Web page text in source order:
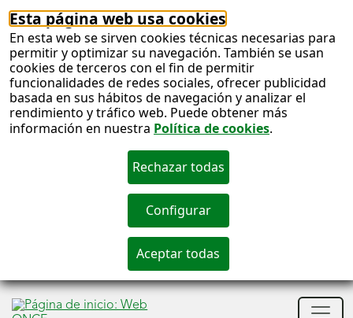
Esta página web usa cookies
En esta web se sirven cookies técnicas necesarias para
permitir y optimizar su navegación. También se usan
cookies de terceros con el fin de permitir
funcionalidades de redes sociales, ofrecer publicidad
basada en sus hábitos de navegación y analizar el
rendimiento y tráfico web. Puede obtener más
información en nuestra Política de cookies.